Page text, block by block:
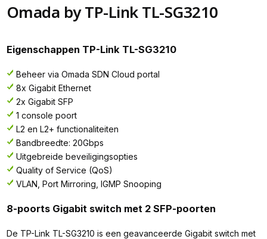
Omada by TP-Link TL-SG3210
Eigenschappen TP-Link TL-SG3210
Beheer via Omada SDN Cloud portal
8x Gigabit Ethernet
2x Gigabit SFP
1 console poort
L2 en L2+ functionaliteiten
Bandbreedte: 20Gbps
Uitgebreide beveiligingsopties
Quality of Service (QoS)
VLAN, Port Mirroring, IGMP Snooping
8-poorts Gigabit switch met 2 SFP-poorten
De TP-Link TL-SG3210 is een geavanceerde Gigabit switch met